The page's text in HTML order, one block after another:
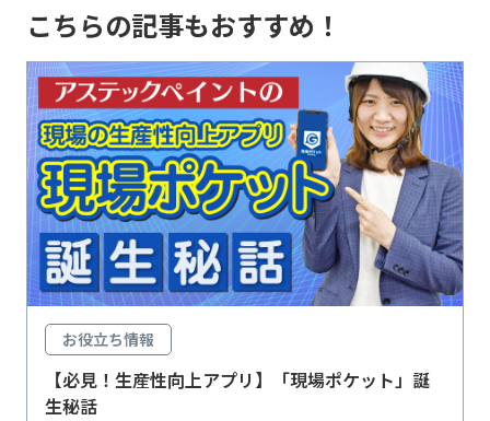
こちらの記事もおすすめ！
お役立ち情報
【必見！生産性向上アプリ】「現場ポケット」誕
生秘話